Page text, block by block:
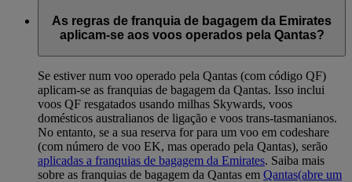
As regras de franquia de bagagem da Emirates
aplicam-se aos voos operados pela Qantas?
Se estiver num voo operado pela Qantas (com código QF)
aplicam-se as franquias de bagagem da Qantas. Isso inclui
voos QF resgatados usando milhas Skywards, voos
domésticos australianos de ligação e voos trans-tasmanianos.
No entanto, se a sua reserva for para um voo em codeshare
(com número de voo EK, mas operado pela Qantas), serão
aplicadas a franquias de bagagem da Emirates. Saiba mais
sobre as franquias de bagagem da Qantas em Qantas(abre um